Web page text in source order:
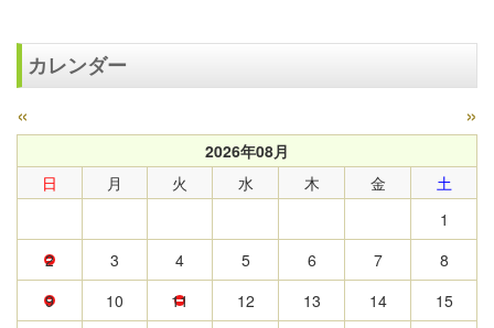
カレンダー
« »
2026年08月
日
月 火 水 木 金
土
1
2
3 4 5 6 7
8
9
10 11 12 13 14
15